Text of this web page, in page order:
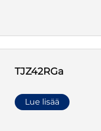
TJZ42RGa
Lue lisää